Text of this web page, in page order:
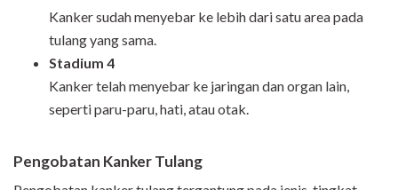
Kanker sudah menyebar ke lebih dari satu area pada
tulang yang sama.
Stadium 4
Kanker telah menyebar ke jaringan dan organ lain,
seperti paru-paru, hati, atau otak.
Pengobatan Kanker Tulang